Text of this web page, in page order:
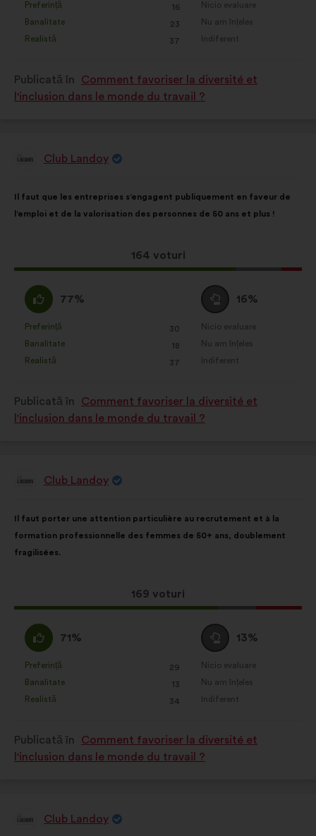
clasificarea:
Preferință
: 16
ori
Banalitate
: 23
ori
Realistă
: 37
ori
clasificarea:
Nicio evaluare
:ori
Nu am înțeles
:ori
Indiferent
:ori
Publicată în
Comment favoriser la diversité et
l'inclusion dans le monde du travail ?
PropunereClub Landoy
propunerii:
Il faut que les entreprises s’engagent publiquement en faveur de
l’emploi et de la valorisation des personnes de 50 ans et plus !
Această
propunere
164 voturi
următoarea
distribuire:
Acord
:
77%
clasificarea:
Preferință
: 30
ori
Banalitate
: 18
ori
Realistă
: 37
ori
Neutru
:
16%
clasificarea:
Nicio evaluare
:ori
Nu am înțeles
:ori
Indiferent
:ori
Publicată în
Comment favoriser la diversité et
l'inclusion dans le monde du travail ?
PropunereClub Landoy
propunerii:
Il faut porter une attention particulière au recrutement et à la
formation professionnelle des femmes de 50+ ans, doublement
fragilisées.
Această
propunere
169 voturi
următoarea
distribuire:
Acord
:
71%
clasificarea:
Preferință
: 29
ori
Banalitate
: 13
ori
Realistă
: 34
ori
Neutru
:
13%
clasificarea:
Nicio evaluare
:ori
Nu am înțeles
:ori
Indiferent
:ori
Publicată în
Comment favoriser la diversité et
l'inclusion dans le monde du travail ?
PropunereClub Landoy